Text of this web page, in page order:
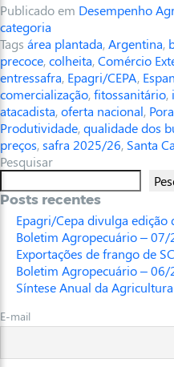
Publicado em Desempenho
categoria
Tags área plantada,Argentina,
precoce,colheita,Comércio
entressafra, Epagri/CEPA,
comercialização,fitossanitário,
atacadista,oferta nacional,
Produtividade,qualidade dos
preços,safra 2025/26, Santa
Pesquisar
Posts recentes
Epagri/Cepa divulga
Boletim Agropecuário – 07/
Exportações de frango de
Boletim Agropecuário – 06/
Síntese Anual da
E-mail